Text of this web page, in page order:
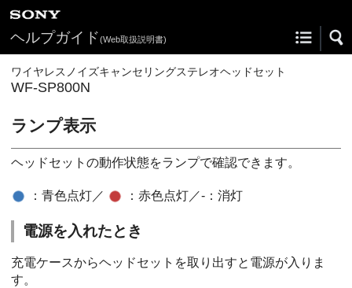
ヘルプガイド(Web取扱説明書)
ワイヤレスノイズキャンセリングステレオヘッドセット
WF-SP800N
ランプ表示
ヘッドセットの動作状態をランプで確認できます。
：青色点灯／ ：赤色点灯／- ：消灯
電源を入れたとき
充電ケースからヘッドセットを取り出すと電源が入りま
す。